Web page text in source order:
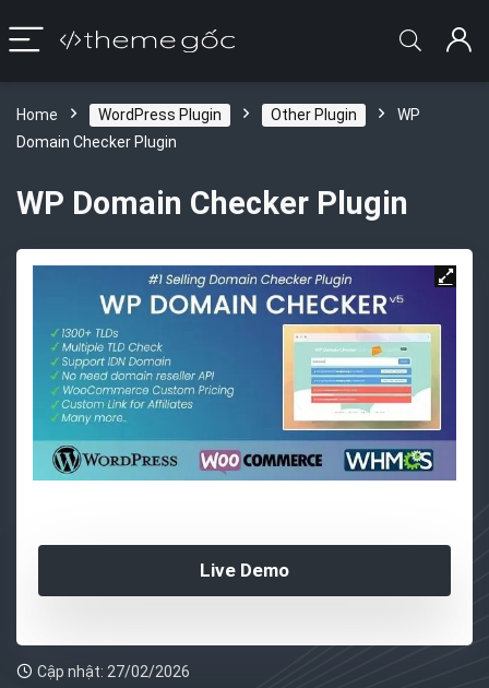
Home WordPress Plugin Other Plugin
WP
Domain Checker Plugin
WP Domain Checker Plugin
Live Demo
Cập nhật: 27/02/2026